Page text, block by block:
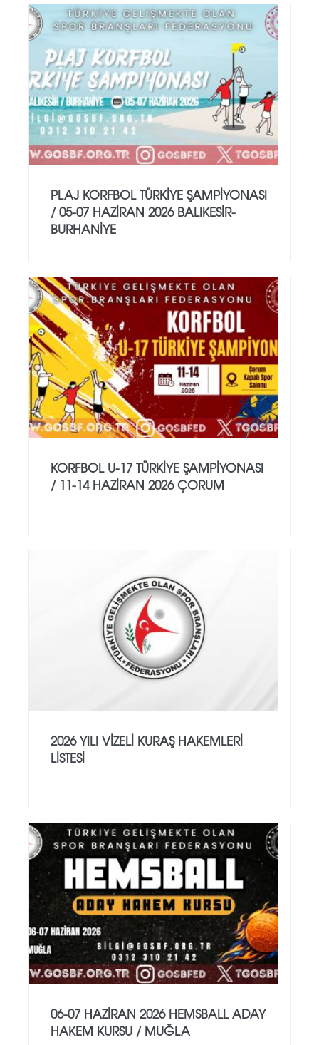
PLAJ KORFBOL TÜRKİYE ŞAMPİYONASI
/ 05-07 HAZİRAN 2026 BALIKESİR-
BURHANİYE
KORFBOL U-17 TÜRKİYE ŞAMPİYONASI
/ 11-14 HAZİRAN 2026 ÇORUM
2026 YILI VİZELİ KURAŞ HAKEMLERİ
LİSTESİ
06-07 HAZİRAN 2026 HEMSBALL ADAY
HAKEM KURSU / MUĞLA